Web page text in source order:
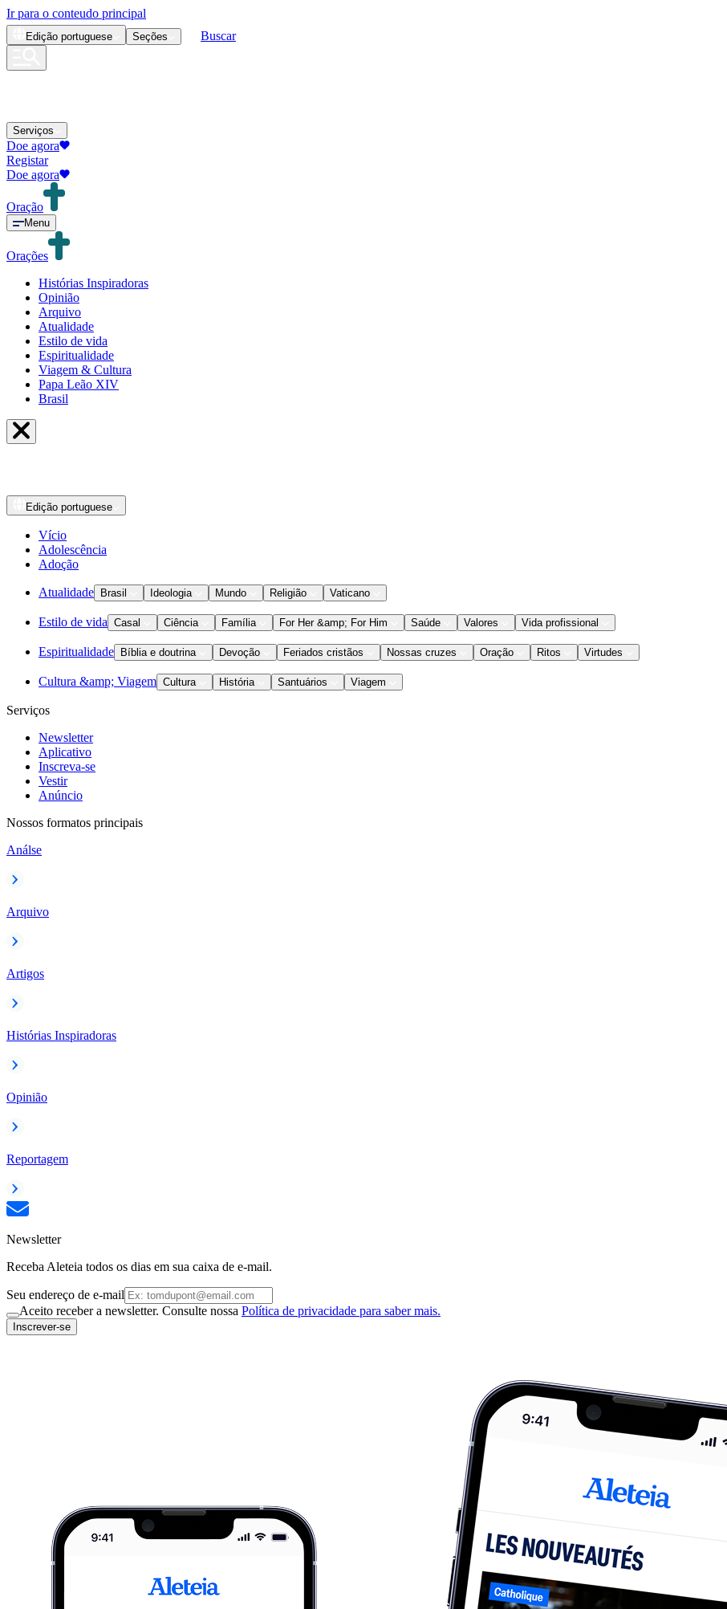
Ir para o conteudo principal
Edição portuguese Seções Buscar
Serviços
Doe agora
Registar
Doe agora
Oração
Menu
Orações
Histórias Inspiradoras
Opinião
Arquivo
Atualidade
Estilo de vida
Espiritualidade
Viagem & Cultura
Papa Leão XIV
Brasil
Edição portuguese
Vício
Adolescência
Adoção
Atualidade Brasil Ideologia Mundo Religião Vaticano
Estilo de vida Casal Ciência Família For Her &amp; For Him Saúde Valores Vida profissional
Espiritualidade Bíblia e doutrina Devoção Feriados cristãos Nossas cruzes Oração Ritos Virtudes
Cultura &amp; Viagem Cultura História Santuários Viagem
Serviços
Newsletter
Aplicativo
Inscreva-se
Vestir
Anúncio
Nossos formatos principais
Análse
Arquivo
Artigos
Histórias Inspiradoras
Opinião
Reportagem
Newsletter
Receba Aleteia todos os dias em sua caixa de e-mail.
Seu endereço de e-mail
Aceito receber a newsletter. Consulte nossa Política de privacidade para saber mais.
Inscrever-se